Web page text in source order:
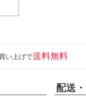
い上げで送料無料
配送